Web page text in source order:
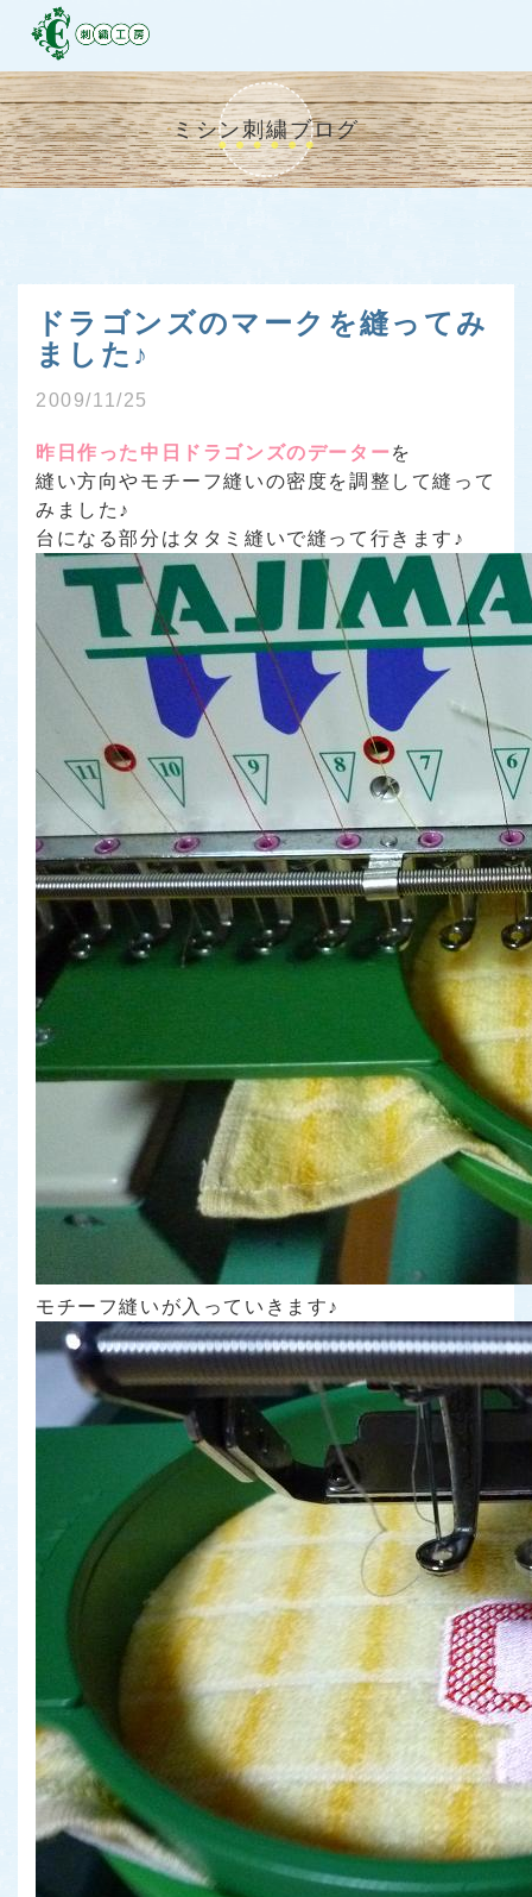
ミシン刺繍ブログ
ドラゴンズのマークを縫ってみ
ました♪
2009/11/25
昨日作った中日ドラゴンズのデーターを
縫い方向やモチーフ縫いの密度を調整して縫って
みました♪
台になる部分はタタミ縫いで縫って行きます♪
モチーフ縫いが入っていきます♪